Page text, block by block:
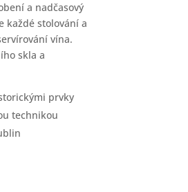
a nadčasový
každé stolování a
vína.
skla a
prvky
technikou